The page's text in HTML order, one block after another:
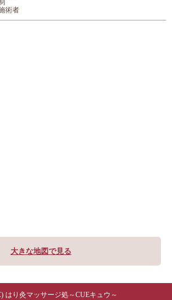
術者
大きな地図で見る
はり灸マッサージ処～CUEキュウ～